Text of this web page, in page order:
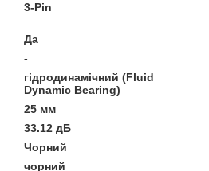
3-Pin
Да
-
гідродинамічний (Fluid
Dynamic Bearing)
25 мм
33.12 дБ
Чорний
чорний